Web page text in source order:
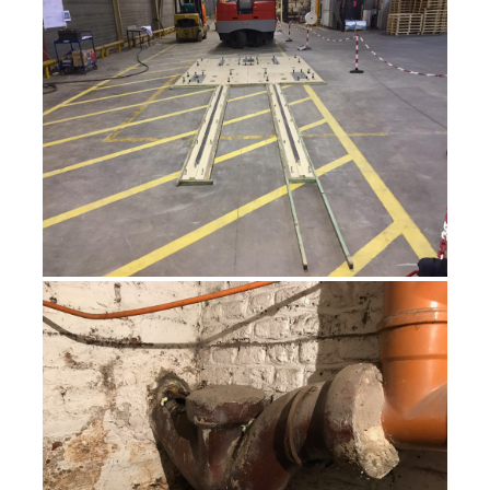
TRANSFORMATION INDUSTRIELLE
TRAVAUX D’ÉGOUTTAGE